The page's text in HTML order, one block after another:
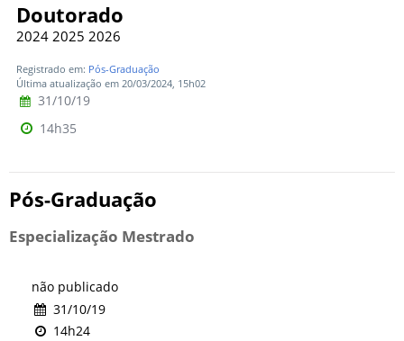
Doutorado
2024 2025 2026
Registrado em: Pós-Graduação
Última atualização em 20/03/2024, 15h02
31/10/19
14h35
Pós-Graduação
Especialização Mestrado
não publicado
31/10/19
14h24